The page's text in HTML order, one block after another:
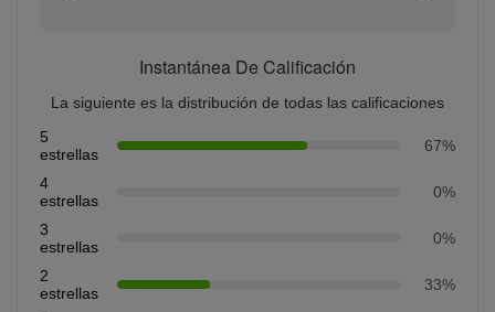
Instantánea De Calificación
La siguiente es la distribución de todas las calificaciones
5
estrellas
67%
4
estrellas
0%
3
estrellas
0%
2
estrellas
33%